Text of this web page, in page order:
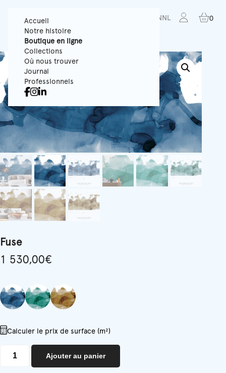
Accueil
Notre histoire
Boutique en ligne
Collections
Où nous trouver
Journal
Professionnels
EN NL 0
Fuse
1 530,00€
Calculer le prix de surface (m²)
Ajouter au panier